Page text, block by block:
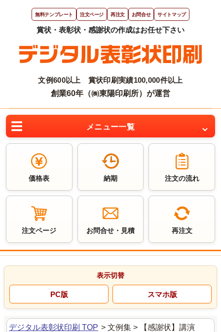
無料テンプレート 注文ページ 再注文 お問合せ サイトマップ
文例600以上 賞状印刷実績100,000件以上
創業60年（㈱東陽印刷所）が運営
メニュー一覧
価格表 納期 注文の流れ
注文ページ お問合せ・見積 再注文
デジタル表彰状印刷 TOP > 文例集 > 【感謝状】講演